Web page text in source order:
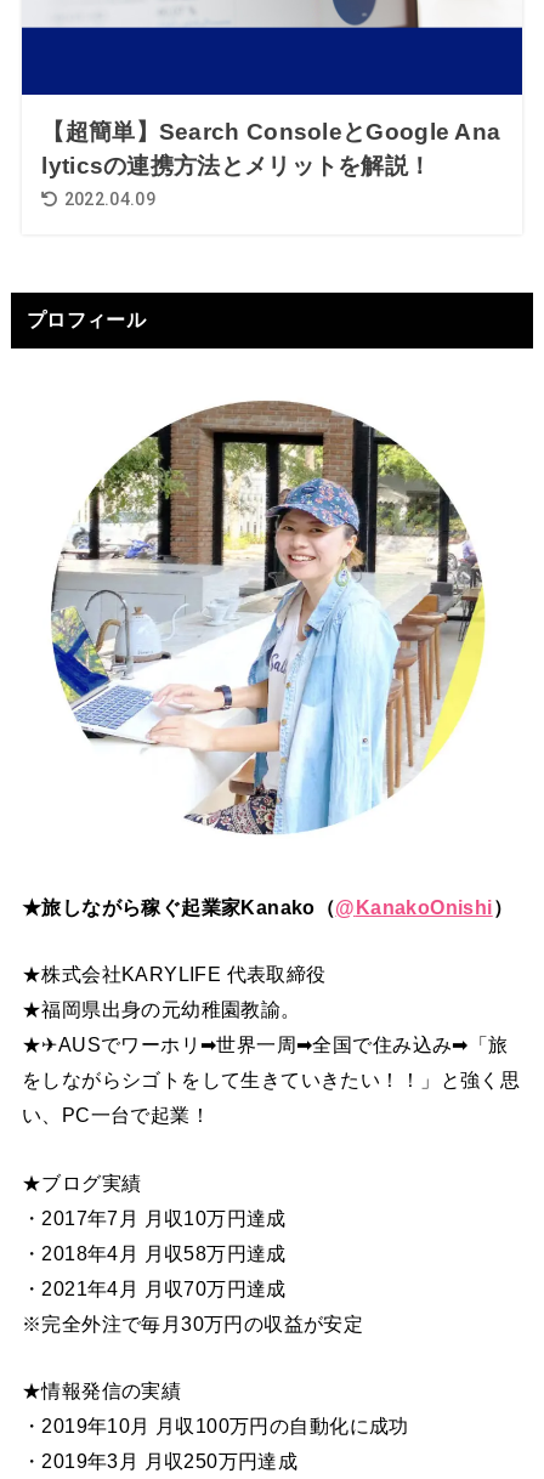
【超簡単】Search ConsoleとGoogle Ana
lyticsの連携方法とメリットを解説！
2022.04.09
プロフィール
★旅しながら稼ぐ起業家Kanako（@KanakoOnishi）
★株式会社KARYLIFE 代表取締役
★福岡県出身の元幼稚園教諭。
★✈AUSでワーホリ➡世界一周➡全国で住み込み➡「旅
をしながらシゴトをして生きていきたい！！」と強く思
い、PC一台で起業！
★ブログ実績
・2017年7月 月収10万円達成
・2018年4月 月収58万円達成
・2021年4月 月収70万円達成
※完全外注で毎月30万円の収益が安定
★情報発信の実績
・2019年10月 月収100万円の自動化に成功
・2019年3月 月収250万円達成